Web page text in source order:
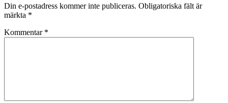
Din e-postadress kommer inte publiceras. Obligatoriska fält är
märkta *
Kommentar *